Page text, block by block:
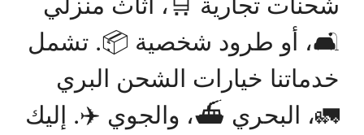
🛋️، أو طرود شخصية 📦. تشمل
خدماتنا خيارات الشحن البري
🚛، البحري ⛴️، والجوي ✈️. إليك